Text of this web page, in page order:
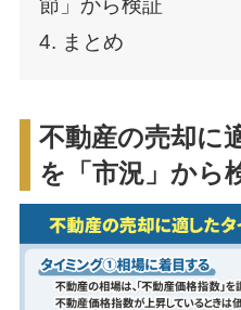
節」から検証
4. まとめ
不動産の売却に
を「市況」から